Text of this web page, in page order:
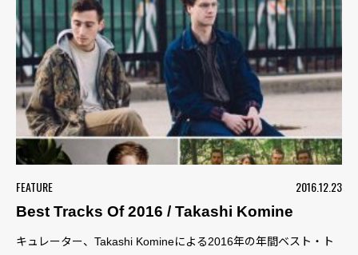
FEATURE
2016.12.23
Best Tracks Of 2016 / Takashi Komine
キュレーター、Takashi Komineによる2016年の年間ベスト・ト